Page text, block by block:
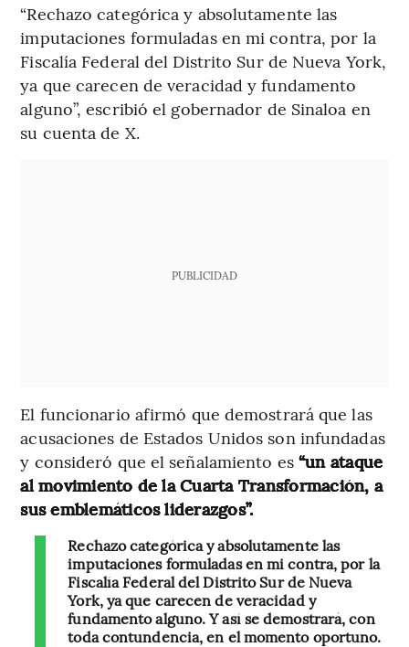
“Rechazo categórica y absolutamente las
imputaciones formuladas en mi contra, por la
Fiscalía Federal del Distrito Sur de Nueva York,
ya que carecen de veracidad y fundamento
alguno”, escribió el gobernador de Sinaloa en
su cuenta de X.
PUBLICIDAD
El funcionario afirmó que demostrará que las
acusaciones de Estados Unidos son infundadas
y consideró que el señalamiento es “un ataque
al movimiento de la Cuarta Transformación, a
sus emblemáticos liderazgos”.
Rechazo categórica y absolutamente las
imputaciones formuladas en mi contra, por la
Fiscalía Federal del Distrito Sur de Nueva
York, ya que carecen de veracidad y
fundamento alguno. Y así se demostrará, con
toda contundencia, en el momento oportuno.